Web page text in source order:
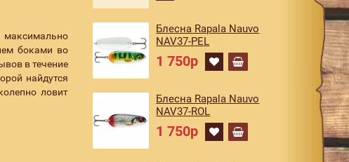
максимально
боками во
в течение
найдутся
ловит
Блесна Rapala Nauvo
NAV37-PEL
1 750р
Блесна Rapala Nauvo
NAV37-ROL
1 750р